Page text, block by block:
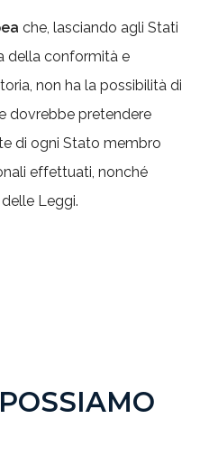
che, lasciando agli Stati
della conformità e
non ha la possibilità di
dovrebbe pretendere
di ogni Stato membro
effettuati, nonché
Leggi.